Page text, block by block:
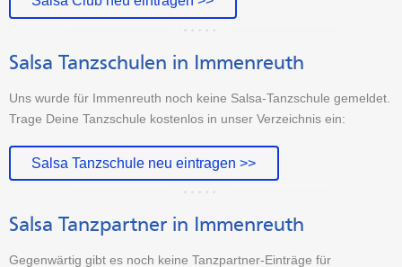
Salsa Tanzschulen in Immenreuth
Uns wurde für Immenreuth noch keine Salsa-Tanzschule gemeldet.
Trage Deine Tanzschule kostenlos in unser Verzeichnis ein:
Salsa Tanzschule neu eintragen >>
Salsa Tanzpartner in Immenreuth
Gegenwärtig gibt es noch keine Tanzpartner-Einträge für